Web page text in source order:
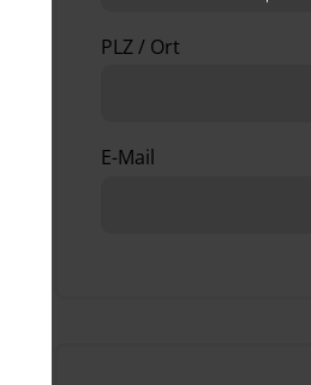
PLZ / Ort
E-Mail